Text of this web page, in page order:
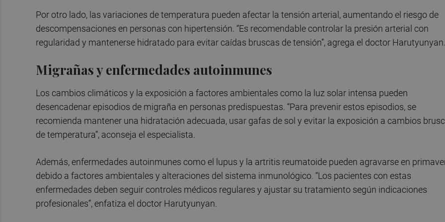
Por otro lado, las variaciones de temperatura pueden afectar la tensión arterial, aumentando el riesgo de
descompensaciones en personas con hipertensión. “Es recomendable controlar la presión arterial con
regularidad y mantenerse hidratado para evitar caídas bruscas de tensión”, agrega el doctor Harutyunyan.
Migrañas y enfermedades autoinmunes
Los cambios climáticos y la exposición a factores ambientales como la luz solar intensa pueden
desencadenar episodios de migraña en personas predispuestas. “Para prevenir estos episodios, se
recomienda mantener una hidratación adecuada, usar gafas de sol y evitar la exposición a cambios
de temperatura”, aconseja el especialista.
Además, enfermedades autoinmunes como el lupus y la artritis reumatoide pueden agravarse en
debido a factores ambientales y alteraciones del sistema inmunológico. “Los pacientes con estas
enfermedades deben seguir controles médicos regulares y ajustar su tratamiento según indicaciones
profesionales”, enfatiza el doctor Harutyunyan.